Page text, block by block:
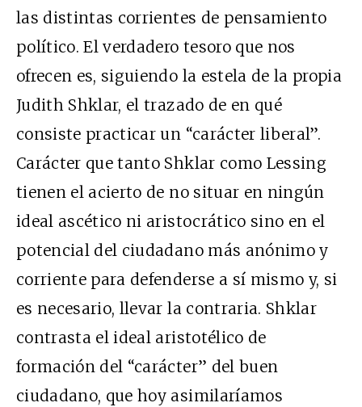
las distintas corrientes de pensamiento
político. El verdadero tesoro que nos
ofrecen es, siguiendo la estela de la propia
Judith Shklar, el trazado de en qué
consiste practicar un “carácter liberal”.
Carácter que tanto Shklar como Lessing
tienen el acierto de no situar en ningún
ideal ascético ni aristocrático sino en el
potencial del ciudadano más anónimo y
corriente para defenderse a sí mismo y, si
es necesario, llevar la contraria. Shklar
contrasta el ideal aristotélico de
formación del “carácter” del buen
ciudadano, que hoy asimilaríamos